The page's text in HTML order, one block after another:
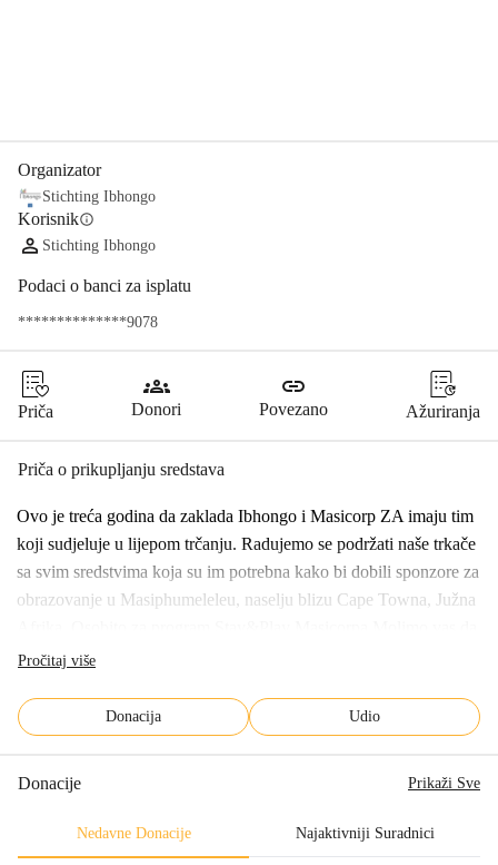
Organizator
Stichting Ibhongo
Korisnikinfo
Stichting Ibhongo
Podaci o banci za isplatu
**************9078
Priča
groups
Donori
link
Povezano Ažuriranja
Priča o prikupljanju sredstava
Ovo je treća godina da zaklada Ibhongo i Masicorp ZA imaju tim
koji sudjeluje u lijepom trčanju. Radujemo se podržati naše trkače
sa svim sredstvima koja su im potrebna kako bi dobili sponzore za
obrazovanje u Masiphumeleleu, naselju blizu Cape Towna, Južna
podržite naše trkače u postizanju njihovog sponzorskog cilja. Naš
i MasicorpuLoše obrazovanje je važan faktor u nastavku ciklusa
siromaštva u Masiphumeleleu. Procjenjuje se da 50.000 ljudi u
apartheida. Ograničen pristup kvalitetnom obrazovanju također
Pročitaj više
Donacija Udio
Donacije Prikaži Sve
Nedavne Donacije Najaktivniji Suradnici